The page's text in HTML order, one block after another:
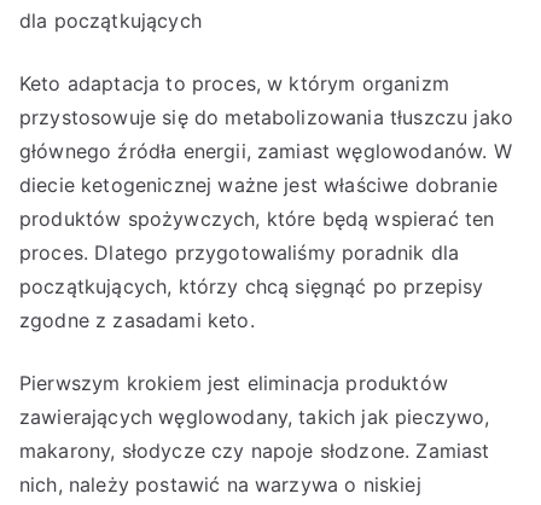
dla początkujących
Keto adaptacja to proces, w którym organizm
przystosowuje się do metabolizowania tłuszczu jako
głównego źródła energii, zamiast węglowodanów. W
diecie ketogenicznej ważne jest właściwe dobranie
produktów spożywczych, które będą wspierać ten
proces. Dlatego przygotowaliśmy poradnik dla
początkujących, którzy chcą sięgnąć po przepisy
zgodne z zasadami keto.
Pierwszym krokiem jest eliminacja produktów
zawierających węglowodany, takich jak pieczywo,
makarony, słodycze czy napoje słodzone. Zamiast
nich, należy postawić na warzywa o niskiej